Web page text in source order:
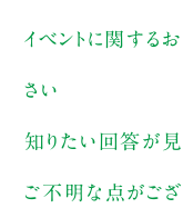
イベントに関する
さい
知りたい回答が見
ご不明な点がござ